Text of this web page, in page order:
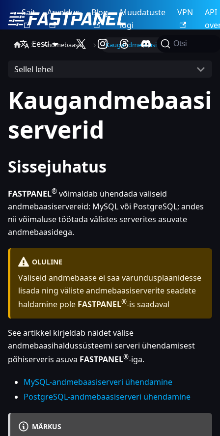
Sait Arveldus Blog
Muudatuste
logi
VPN
API
Eesti
Otsi
Andmebaasid Kaugandmebaasiserverid
Sellel lehel
Kaugandmebaasi
serverid
Sissejuhatus
FASTPANEL® võimaldab ühendada väliseid
andmebaasiservereid: MySQL või PostgreSQL; andes
nii võimaluse töötada välistes serverites asuvate
andmebaasidega.
OLULINE
Väliseid andmebaase ei saa varundusplaanidesse
lisada ning väliste andmebaasiserverite seadete
haldamine pole FASTPANEL®-is saadaval
See artikkel kirjeldab näidet välise
andmebaasihaldussüsteemi serveri ühendamisest
põhiserveris asuva FASTPANEL®-iga.
MySQL-andmebaasiserveri ühendamine
PostgreSQL-andmebaasiserveri ühendamine
MÄRKUS